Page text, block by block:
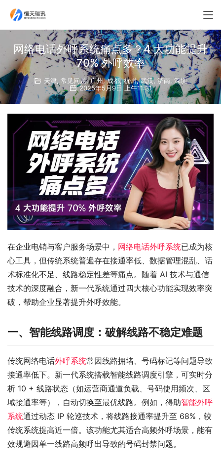
网络电话外呼系统痛点多？4 大功能提升
70% 外呼效率
天津 常见问题,广州,成都,杭州,武汉, 济南,深圳
2025年5月9日 上午11:31
在企业电销与客户服务场景中， 网络电话外呼系统已成为核
心工具，但传统系统普遍存在接通率低、数据管理混乱、话
术标准化不足、线路稳定性差等痛点。随着 AI 技术与通信
技术的深度融合，新一代系统通过四大核心功能实现效率突
破，帮助企业显著提升外呼效能。
一、智能线路调度：破解线路不稳定难题
传统网络电话外呼系统常因线路拥堵、号码标记等问题导致
接通率低下。新一代系统搭载智能线路调度引擎，可实时分
析 10 + 线路状态（如运营商通道负载、号码使用频次、区
域接通率等），自动切换至最优线路。例如，得助智能外呼
系统通过动态 IP 轮巡技术，将线路接通率提升至 68%，较
传统系统提高近一倍。该功能尤其适合高频外呼场景，能有
效规避因单一线路高频呼出导致的号码封禁问题。